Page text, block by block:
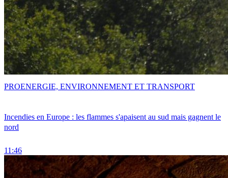
Incendies en Europe : les flammes s'apaisent au sud mais gagnent le
nord
11:46
PROENERGIE, ENVIRONNEMENT ET TRANSPORT